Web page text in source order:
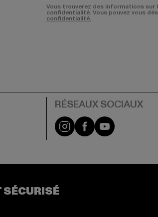
Vous trouverez des informations
confidentialité. Vous pouvez vous
confidentialité.
Visit our Instagram
Visit ourVisit our
SÉCURISÉ